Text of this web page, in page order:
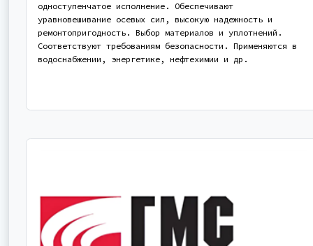
одноступенчатое исполнение. Обеспечивают
уравновешивание осевых сил, высокую надежность и
ремонтопригодность. Выбор материалов и уплотнений.
Соответствуют требованиям безопасности. Применяются в
водоснабжении, энергетике, нефтехимии и др.